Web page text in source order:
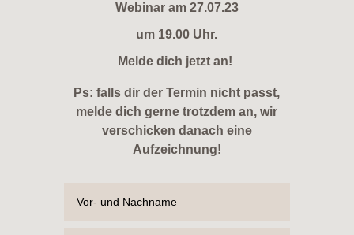
Webinar am 27.07.23
um 19.00 Uhr.
Melde dich jetzt an!
Ps: falls dir der Termin nicht passt,
melde dich gerne trotzdem an, wir
verschicken danach eine
Aufzeichnung!